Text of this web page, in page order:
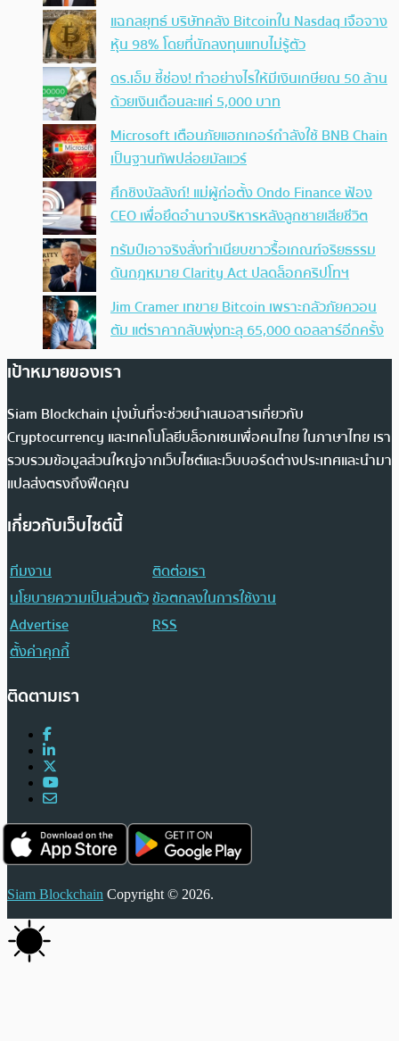
แฉกลยุทธ์ บริษัทคลัง Bitcoinใน Nasdaq เจือจาง
หุ้น 98% โดยที่นักลงทุนแทบไม่รู้ตัว
ดร.เอ็ม ชี้ช่อง! ทำอย่างไรให้มีเงินเกษียณ 50 ล้าน
ด้วยเงินเดือนละแค่ 5,000 บาท
Microsoft เตือนภัยแฮกเกอร์กำลังใช้ BNB Chain
เป็นฐานทัพปล่อยมัลแวร์
ศึกชิงบัลลังก์! แม่ผู้ก่อตั้ง Ondo Finance ฟ้อง
CEO เพื่อยึดอำนาจบริหารหลังลูกชายเสียชีวิต
ทรัมป์เอาจริง สั่งทำเนียบขาวรื้อเกณฑ์จริยธรรม
ดันกฎหมาย Clarity Act ปลดล็อกคริปโทฯ
Jim Cramer เทขาย Bitcoin เพราะกลัวภัยควอน
ตัม แต่ราคากลับพุ่งทะลุ 65,000 ดอลลาร์อีกครั้ง
เป้าหมายของเรา
Siam Blockchain มุ่งมั่นที่จะช่วยนำเสนอสารเกี่ยวกับ
Cryptocurrency และเทคโนโลยีบล็อกเชนเพื่อคนไทย ในภาษาไทย เรา
รวบรวมข้อมูลส่วนใหญ่จากเว็บไซต์และเว็บบอร์ดต่างประเทศและนำมา
แปลส่งตรงถึงฟีดคุณ
เกี่ยวกับเว็บไซต์นี้
ทีมงาน
ติดต่อเรา
นโยบายความเป็นส่วนตัวข้อตกลงในการใช้งาน
Advertise
RSS
ตั้งค่าคุกกี้
ติดตามเรา
Siam Blockchain Copyright © 2026.